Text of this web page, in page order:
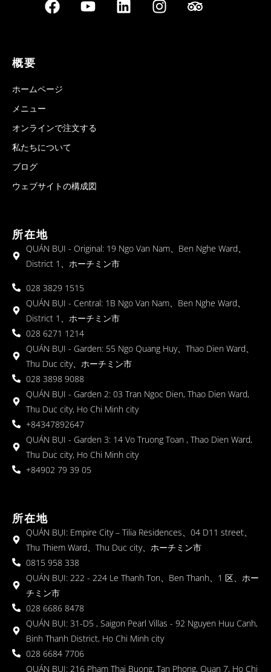
概要
ホームページ
メニュー
オンラインで注文する
私たちについて
ブログ
ウェブサイトの構成図
所在地
QUÁN BỤI - Original: 19 Ngo Van Nam、Ben Nghe Ward、
District 1、ホーチミン市
028 3829 1515
QUÁN BỤI - Central: 1B Ngo Van Nam、Ben Nghe Ward、
District 1、ホーチミン市
028 6271 1214
QUÁN BỤI - Garden: 55 Ngo Quang Huy、Thao Dien Ward、
Thu Duc city、ホーチミン市
028 3898 9088
QUÁN BỤI - Garden 2: 03 Tran Ngoc Dien, Thao Dien Ward,
Thu Duc city, Ho Chi Minh city
+84347892647
QUÁN BỤI - Garden 3: 14 Vo Truong Toan , Thao Dien Ward,
Thu Duc city, Ho Chi Minh city
+84902 79 39 05
所在地
QUÁN BỤI: Empire City – Tilia Residences、04 D11 street、
Thu Thiem Ward、Thu Duc city、ホーチミン市
0815 958 338
QUÁN BỤI: 222 - 224 Le Thanh Ton、Ben Thanh、1 区、ホー
チミン市
028 6686 8478
QUÁN BỤI: 31-D5 , Saigon Pearl Villas - 92 Nguyen Huu Canh,
Binh Thanh District, Ho Chi Minh city
028 6684 7706
QUÁN BỤI: 216 Pham Thai Buong, Tan Phong, Quan 7, Ho Chi